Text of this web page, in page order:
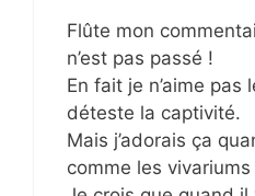
Flûte mon
n’est pas passé !
En fait je n’aime pas
déteste la captivité.
Mais j’adorais ça
comme les